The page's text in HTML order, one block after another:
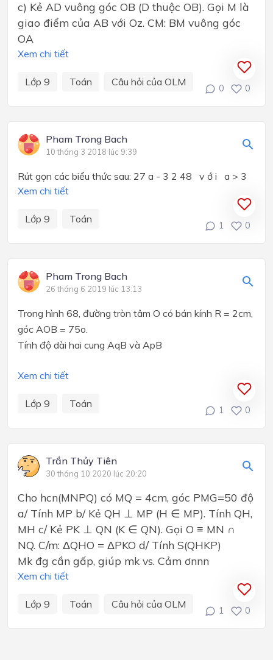
c) Kẻ AD vuông góc OB (D thuộc OB). Gọi M là
giao điểm của AB với Oz. CM: BM vuông góc
OA
Xem chi tiết
Lớp 9 Toán Câu hỏi của OLM
0 0
Pham Trong Bach
10 tháng 3 2018 lúc 9:39
Rút gọn các biểu thức sau: 27 a - 3 2 48 v ớ i a > 3
Xem chi tiết
Lớp 9 Toán
1 0
Pham Trong Bach
26 tháng 6 2019 lúc 13:13
Trong hình 68, đường tròn tâm O có bán kính R = 2cm,
góc AOB = 75o
Tính độ dài hai cung AqB và ApB
Xem chi tiết
Lớp 9 Toán
1 0
Trần Thủy Tiên
30 tháng 10 2020 lúc 20:20
Cho hcn(MNPQ) có MQ = 4cm, góc PMG=50 độ
a/ Tính MP b/ Kẻ QH ⊥ MP (H ∈ MP). Tính QH,
MH c/ Kẻ PK ⊥ QN (K ∈ QN). Gọi O ≡ MN ∩
NQ. C/m: ΔQHO = ΔPKO d/ Tính S(QHKP)
Mk đg cần gấp, giúp mk vs. Cảm ơnnn
Xem chi tiết
Lớp 9 Toán Câu hỏi của OLM
1 0